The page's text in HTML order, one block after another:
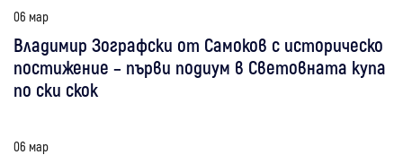
06 мар
Владимир Зографски от Самоков с историческо
постижение – първи подиум в Световната купа
по ски скок
06 мар